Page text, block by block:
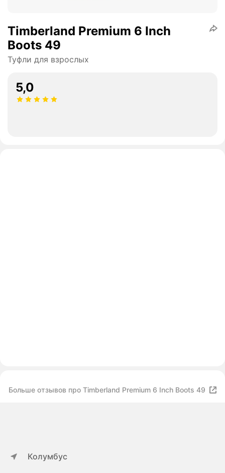
Timberland Premium 6 Inch
Boots 49
Туфли для взрослых
5,0
Больше отзывов про Timberland Premium 6 Inch Boots 49
Колумбус